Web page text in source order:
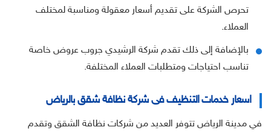
تحرص الشركة على تقديم أسعار معقولة ومناسبة لمختلف
العملاء.
بالإضافة إلى ذلك تقدم شركة الرشيدي جروب عروض خاصة
تناسب احتياجات ومتطلبات العملاء المختلفة.
اسعار خدمات التنظيف فى شركة نظافة شقق بالرياض
في مدينة الرياض تتوفر العديد من شركات نظافة الشقق وتقدم